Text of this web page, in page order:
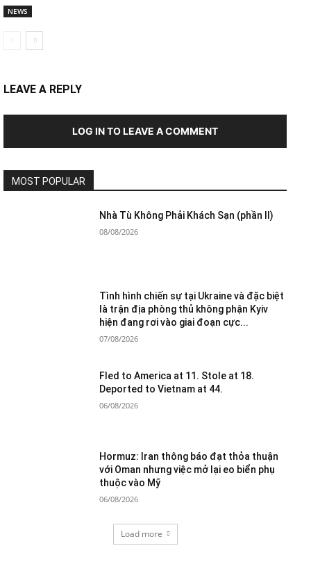
NEWS
LEAVE A REPLY
LOG IN TO LEAVE A COMMENT
MOST POPULAR
Nhà Tù Không Phải Khách Sạn (phần II)
08/08/2026
Tình hình chiến sự tại Ukraine và đặc biệt
là trận địa phòng thủ không phận Kyiv
hiện đang rơi vào giai đoạn cực...
07/08/2026
Fled to America at 11. Stole at 18.
Deported to Vietnam at 44.
06/08/2026
Hormuz: Iran thông báo đạt thỏa thuận
với Oman nhưng việc mở lại eo biển phụ
thuộc vào Mỹ
06/08/2026
Load more